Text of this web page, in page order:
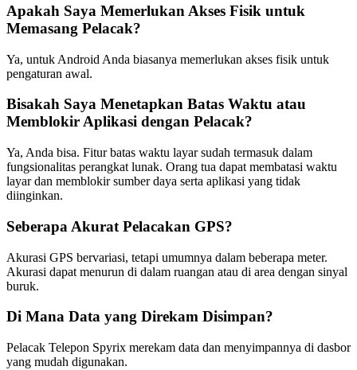
Apakah Saya Memerlukan Akses Fisik untuk
Memasang Pelacak?
Ya, untuk Android Anda biasanya memerlukan akses fisik untuk
pengaturan awal.
Bisakah Saya Menetapkan Batas Waktu atau
Memblokir Aplikasi dengan Pelacak?
Ya, Anda bisa. Fitur batas waktu layar sudah termasuk dalam
fungsionalitas perangkat lunak. Orang tua dapat membatasi waktu
layar dan memblokir sumber daya serta aplikasi yang tidak
diinginkan.
Seberapa Akurat Pelacakan GPS?
Akurasi GPS bervariasi, tetapi umumnya dalam beberapa meter.
Akurasi dapat menurun di dalam ruangan atau di area dengan sinyal
buruk.
Di Mana Data yang Direkam Disimpan?
Pelacak Telepon Spyrix merekam data dan menyimpannya di dasbor
yang mudah digunakan.